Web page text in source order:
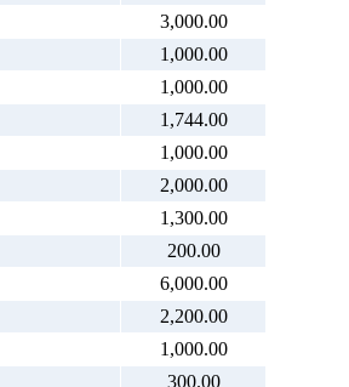
3,000.00
1,000.00
1,000.00
1,744.00
1,000.00
2,000.00
1,300.00
200.00
6,000.00
2,200.00
1,000.00
300.00